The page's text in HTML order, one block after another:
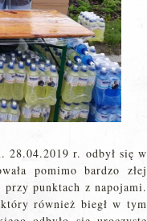
28.04.2019 r. odbył się w
pomimo bardzo złej
punktach z napojami.
również biegł w tym